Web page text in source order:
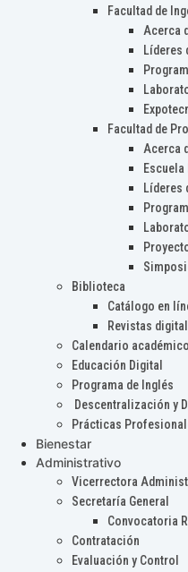
Facultad de
Acerca
Líderes
Facultad de
Acerca
Líderes
Biblioteca
Catálogo en
Revistas
Calendario académico
Educación Digital
Programa de Inglés
Descentralización y
Prácticas
Bienestar
Administrativo
Vicerrectora
Secretaría General
Convocatoria
Contratación
Evaluación y Control